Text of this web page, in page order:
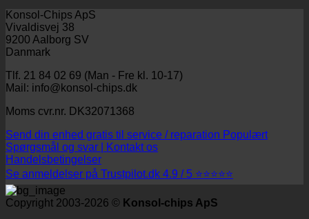
Konsol-Chips ApS
Vivaldisvej 38
9200 Aalborg SV
Danmark
Tlf. 21 84 02 69 (Man - Fre kl. 10-17)
Mail: info@konsol-chips.dk
Moms cvr.nr. DK32071368
Send din enhed gratis til service / reparation
Spørgsmål og svar | Kontakt os
Handelsbetingelser
Se anmeldelser på Trustpilot.dk 4.9 / 5 ⭐⭐⭐⭐⭐
Copyright 2003-2026 © Konsol-chips ApS